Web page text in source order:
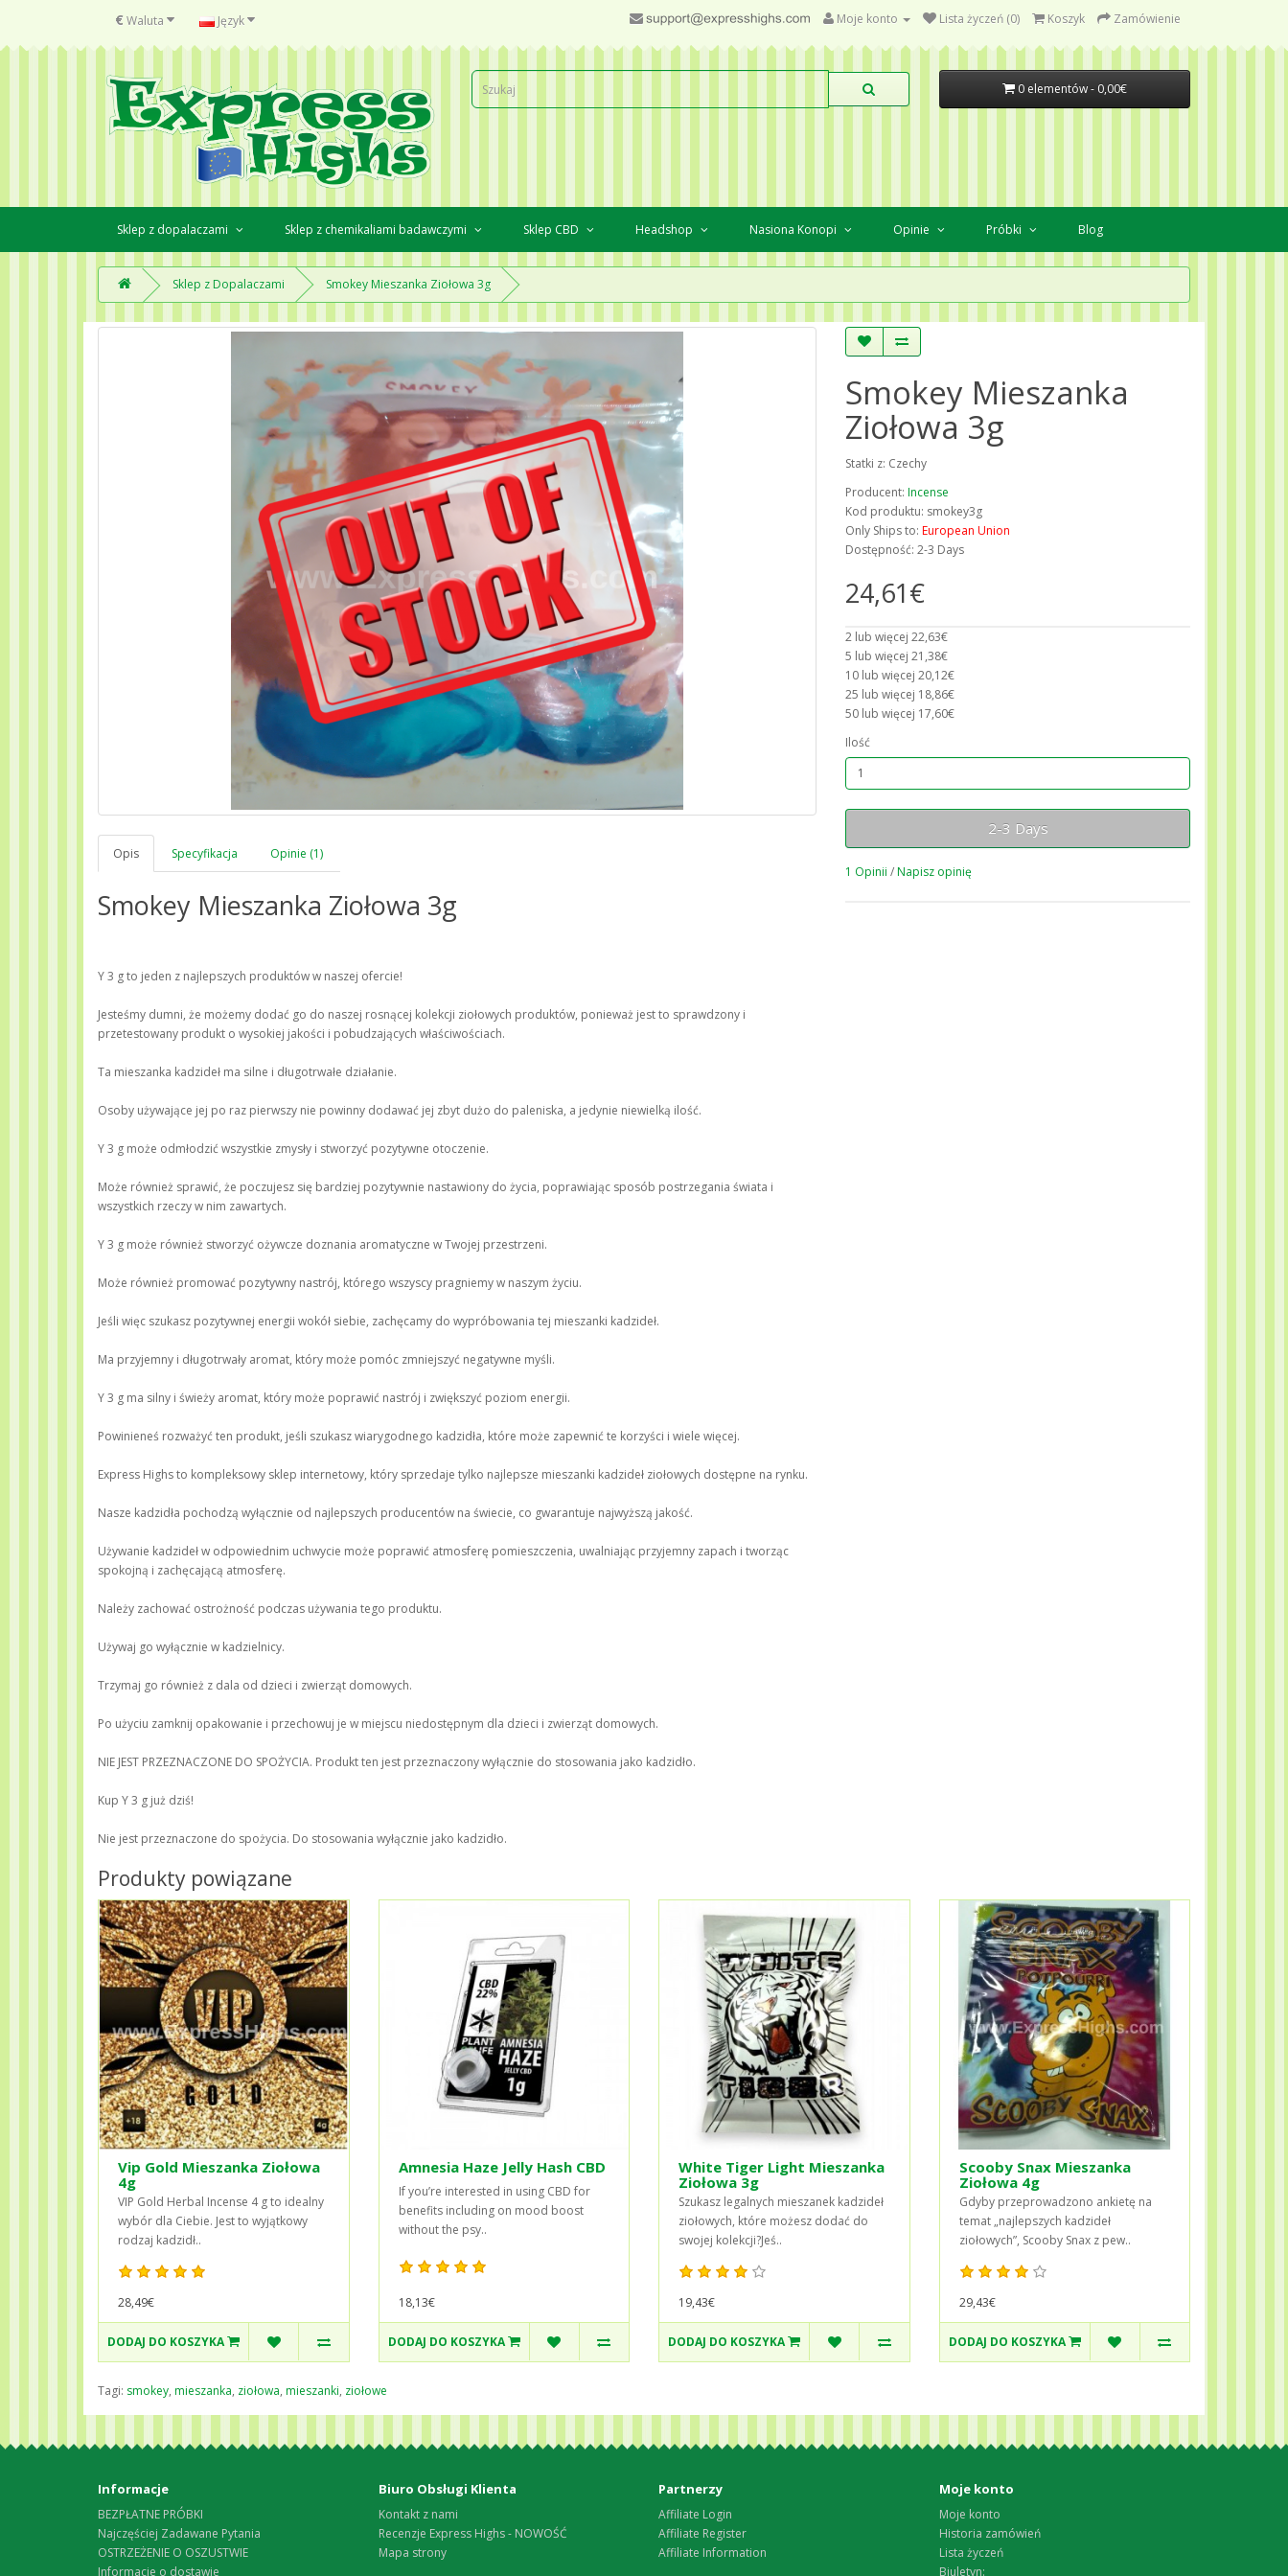
€ Waluta Język Moje konto Lista życzeń (0) Koszyk Zamówienie
0 elementów - 0,00€
Sklep z dopalaczami Sklep z chemikaliami badawczymi Sklep CBD Headshop Nasiona Konopi Opinie Próbki Blog
Sklep z Dopalaczami Smokey Mieszanka Ziołowa 3g
Opis Specyfikacja Opinie (1)
Smokey Mieszanka Ziołowa 3g
Y 3 g to jeden z najlepszych produktów w naszej ofercie!
Jesteśmy dumni, że możemy dodać go do naszej rosnącej kolekcji ziołowych produktów, ponieważ jest to sprawdzony i
przetestowany produkt o wysokiej jakości i pobudzających właściwościach.
Ta mieszanka kadzideł ma silne i długotrwałe działanie.
Osoby używające jej po raz pierwszy nie powinny dodawać jej zbyt dużo do paleniska, a jedynie niewielką ilość.
Y 3 g może odmłodzić wszystkie zmysły i stworzyć pozytywne otoczenie.
Może również sprawić, że poczujesz się bardziej pozytywnie nastawiony do życia, poprawiając sposób postrzegania świata i
wszystkich rzeczy w nim zawartych.
Y 3 g może również stworzyć ożywcze doznania aromatyczne w Twojej przestrzeni.
Może również promować pozytywny nastrój, którego wszyscy pragniemy w naszym życiu.
Jeśli więc szukasz pozytywnej energii wokół siebie, zachęcamy do wypróbowania tej mieszanki kadzideł.
Ma przyjemny i długotrwały aromat, który może pomóc zmniejszyć negatywne myśli.
Y 3 g ma silny i świeży aromat, który może poprawić nastrój i zwiększyć poziom energii.
Powinieneś rozważyć ten produkt, jeśli szukasz wiarygodnego kadzidła, które może zapewnić te korzyści i wiele więcej.
Express Highs to kompleksowy sklep internetowy, który sprzedaje tylko najlepsze mieszanki kadzideł ziołowych dostępne na rynku.
Nasze kadzidła pochodzą wyłącznie od najlepszych producentów na świecie, co gwarantuje najwyższą jakość.
Używanie kadzideł w odpowiednim uchwycie może poprawić atmosferę pomieszczenia, uwalniając przyjemny zapach i tworząc
spokojną i zachęcającą atmosferę.
Należy zachować ostrożność podczas używania tego produktu.
Używaj go wyłącznie w kadzielnicy.
Trzymaj go również z dala od dzieci i zwierząt domowych.
Po użyciu zamknij opakowanie i przechowuj je w miejscu niedostępnym dla dzieci i zwierząt domowych.
NIE JEST PRZEZNACZONE DO SPOŻYCIA. Produkt ten jest przeznaczony wyłącznie do stosowania jako kadzidło.
Kup Y 3 g już dziś!
Nie jest przeznaczone do spożycia. Do stosowania wyłącznie jako kadzidło.
Smokey Mieszanka
Ziołowa 3g
Statki z: Czechy
Producent: Incense
Kod produktu: smokey3g
Only Ships to: European Union
Dostępność: 2-3 Days
24,61€
2 lub więcej 22,63€
5 lub więcej 21,38€
10 lub więcej 20,12€
25 lub więcej 18,86€
50 lub więcej 17,60€
Ilość
2-3 Days
1 Opinii /Napisz opinię
Produkty powiązane
Vip Gold Mieszanka Ziołowa
4g
VIP Gold Herbal Incense 4 g to idealny
wybór dla Ciebie. Jest to wyjątkowy
rodzaj kadzidł..
28,49€
DODAJ DO KOSZYKA
Amnesia Haze Jelly Hash CBD
If you’re interested in using CBD for
benefits including on mood boost
without the psy..
18,13€
DODAJ DO KOSZYKA
White Tiger Light Mieszanka
Ziołowa 3g
Szukasz legalnych mieszanek kadzideł
ziołowych, które możesz dodać do
swojej kolekcji?Jeś..
19,43€
DODAJ DO KOSZYKA
Scooby Snax Mieszanka
Ziołowa 4g
Gdyby przeprowadzono ankietę na
temat „najlepszych kadzideł
ziołowych”, Scooby Snax z pew..
29,43€
DODAJ DO KOSZYKA
Tagi: smokey, mieszanka, ziołowa, mieszanki, ziołowe
Informacje
BEZPŁATNE PRÓBKI
Najczęściej Zadawane Pytania
OSTRZEŻENIE O OSZUSTWIE
Informacje o dostawie
Biuro Obsługi Klienta
Kontakt z nami
Recenzje Express Highs - NOWOŚĆ
Mapa strony
Partnerzy
Affiliate Login
Affiliate Register
Affiliate Information
Moje konto
Moje konto
Historia zamówień
Lista życzeń
Biuletyn: